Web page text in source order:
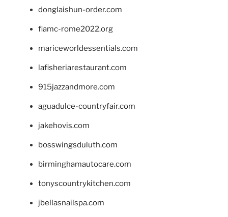
donglaishun-order.com
fiamc-rome2022.org
mariceworldessentials.com
lafisheriarestaurant.com
915jazzandmore.com
aguadulce-countryfair.com
jakehovis.com
bosswingsduluth.com
birminghamautocare.com
tonyscountrykitchen.com
jbellasnailspa.com